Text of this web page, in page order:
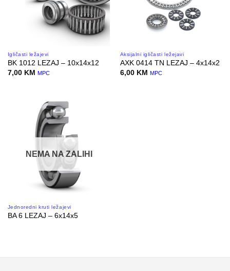
Igličasti ležajevi
BK 1012 LEZAJ – 10x14x12
7,00 KM MPC
Aksijalni igličasti ležejavi
AXK 0414 TN LEZAJ – 4x14x2
6,00 KM MPC
NEMA NA ZALIHI
Jednoredni kruti ležajevi
BA 6 LEZAJ – 6x14x5